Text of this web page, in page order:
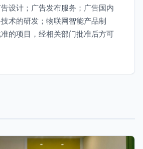
设计；广告发布服务；广告国内
术的研发；物联网智能产品制
的项目，经相关部门批准后方可